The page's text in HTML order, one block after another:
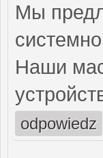
Мы
Наши
odpowiedz